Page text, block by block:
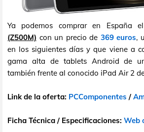
Ya podemos comprar en España
(Z500M) con un precio de 369 euros,
en los siguientes días y que viene a
gama alta de tablets Android de
también frente al conocido iPad Air 2
Link de la oferta: PCComponentes /
Ficha Técnica / Especificaciones: Web